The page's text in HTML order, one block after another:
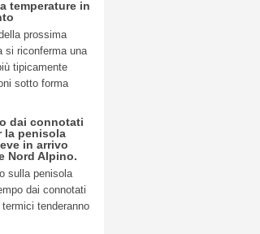
temperature in
prossima
si riconferma una
tipicamente
sotto forma
dai connotati
la penisola
in arrivo
Nord Alpino.
sulla penisola
dai connotati
tenderanno